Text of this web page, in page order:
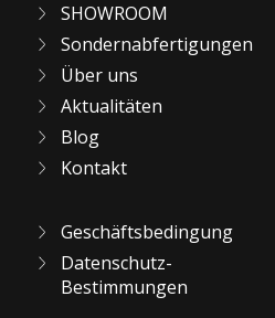
SHOWROOM
Sondernabfertigungen
Über uns
Aktualitäten
Blog
Kontakt
Geschäftsbedingung
Datenschutz-
Bestimmungen